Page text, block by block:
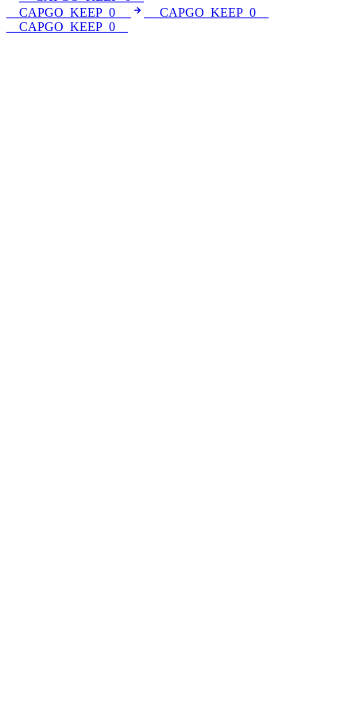
__CAPGO_KEEP_0__
__CAPGO_KEEP_0__
__CAPGO_KEEP_0__